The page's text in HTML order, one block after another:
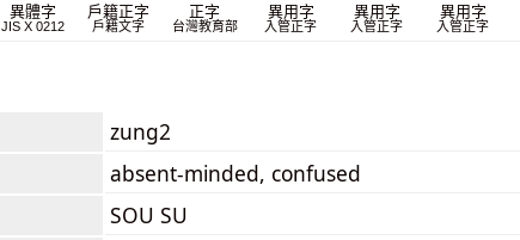
異體字
JIS X 0212
戶籍正字
戶籍文字
正字
台灣教育部
異用字
入管正字
異用字
入管正字
異用字
入管正字
zung2
absent-minded, confused
SOU SU